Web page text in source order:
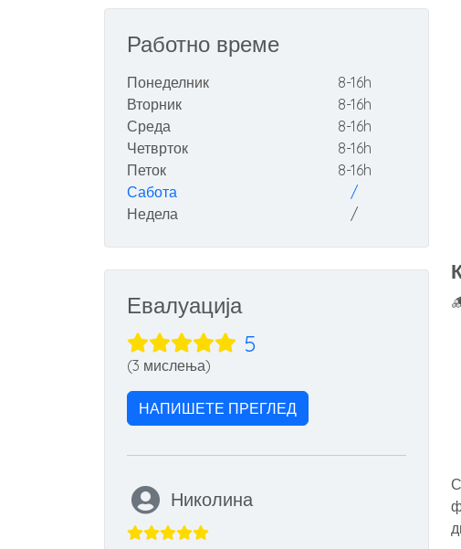
Работно време
Понеделник
8-16h
Вторник
8-16h
Среда
8-16h
Четврток
8-16h
Петок
8-16h
Сабота
/
Недела
/
Евалуација
5
(3 мислења)
НАПИШЕТЕ ПРЕГЛЕД
Николина